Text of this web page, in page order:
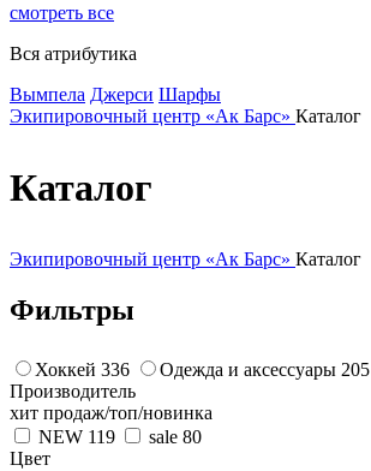
смотреть все
Вся атрибутика
Вымпела Джерси Шарфы
Экипировочный центр «Ак Барс» Каталог
Каталог
Экипировочный центр «Ак Барс» Каталог
Фильтры
Хоккей 336 Одежда и аксессуары 205
Производитель
хит продаж/топ/новинка
NEW 119 sale 80
Цвет